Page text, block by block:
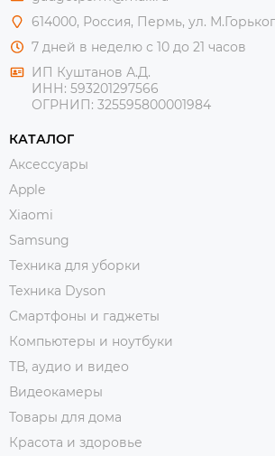
614000, Россия, Пермь, ул.
7 дней в неделю с 10 до 21 часов
ИП Куштанов А.Д.
ИНН: 593201297566
ОГРНИП: 325595800001984
КАТАЛОГ
Аксессуары
Apple
Xiaomi
Samsung
Техника для уборки
Техника Dyson
Смартфоны и гаджеты
Компьютеры и ноутбуки
ТВ, аудио и видео
Видеокамеры
Товары для дома
Красота и здоровье